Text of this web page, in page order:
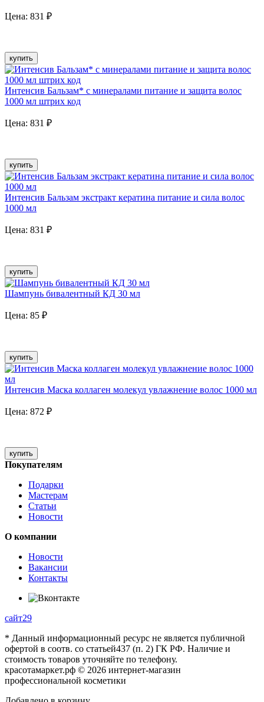
Цена: 831 ₽
купить
Интенсив Бальзам* с минералами питание и защита волос
1000 мл штрих код
Цена: 831 ₽
купить
Интенсив Бальзам экстракт кератина питание и сила волос
1000 мл
Цена: 831 ₽
купить
Шампунь бивалентный КД 30 мл
Цена: 85 ₽
купить
Интенсив Маска коллаген молекул увлажнение волос 1000 мл
Цена: 872 ₽
купить
Покупателям
Подарки
Мастерам
Статьи
Новости
О компании
Новости
Вакансии
Контакты
сайт29
* Данный информационный ресурс не является публичной
офертой в соотв. со статьей437 (п. 2) ГК РФ. Наличие и
стоимость товаров уточняйте по телефону.
красотамаркет.рф © 2026 интернет-магазин
профессиональной косметики